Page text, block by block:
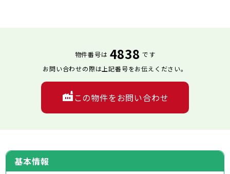
基本情報
物件番号は 4838 です
お問い合わせの際は上記番号をお伝えください。
この物件をお問い合わせ